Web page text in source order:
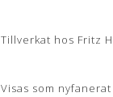
Tillverkat hos Fritz
Visas som